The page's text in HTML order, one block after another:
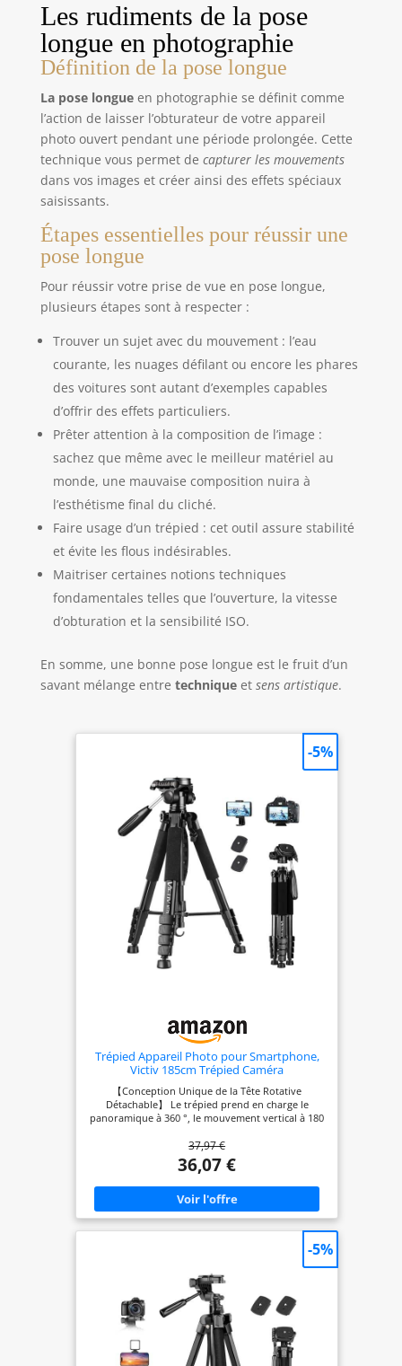
Les rudiments de la pose
longue en photographie
Définition de la pose longue
La pose longueen photographie se définit comme
l’action de laisser l’obturateur de votre appareil
photo ouvert pendant une période prolongée. Cette
technique vous permet de capturer les mouvements
dans vos images et créer ainsi des effets spéciaux
saisissants.
Étapes essentielles pour réussir une
pose longue
Pour réussir votre prise de vue en pose longue,
plusieurs étapes sont à respecter :
Trouver un sujet avec du mouvement : l’eau
courante, les nuages défilant ou encore les phares
des voitures sont autant d’exemples capables
d’offrir des effets particuliers.
Prêter attention à la composition de l’image :
sachez que même avec le meilleur matériel au
monde, une mauvaise composition nuira à
l’esthétisme final du cliché.
Faire usage d’un trépied : cet outil assure stabilité
et évite les flous indésirables.
Maitriser certaines notions techniques
fondamentales telles que l’ouverture, la vitesse
d’obturation et la sensibilité ISO.
En somme, une bonne pose longue est le fruit d’un
savant mélange entre techniqueet sens artistique.
Trépied Appareil Photo pour Smartphone,
Victiv 185cm Trépied Caméra
【Conception Unique de la Tête Rotative
Détachable】 Le trépied prend en charge le
panoramique à 360 °, le mouvement vertical à 180
aiguilles d'une montre) et la prise de vue latérale à
90 °. La tête rotative à trois voies peut être
démontée et remplacée par une tête sphérique,
une tête fluide, une poignée pistolet, etc.Laissez-
vous expérimenter une variété d'effets et de
scènes de prise de vue. 【Facile et Portable】 Le
trépied pèse 1,4 kg (3,1 lb), Conception améliorée
transport d'un trépied. Les pieds de colonne à 5
sections avec verrous à bascule rapide peuvent
être rapidement pliés de 185 cm à une hauteur
courte de 45 cm (environ 17 pouces). Une
excellente aide pendant le voyage. 【Excellente
Stabilité】 Le trépied supporte 6,35 kg (14 lb), Les
poids suspendus au crochet inférieur de la
colonne centrale empêchent le trépied de
basculer. Les pieds en caoutchouc antidérapants
37,97 €
36,07 €
-5%
-5%